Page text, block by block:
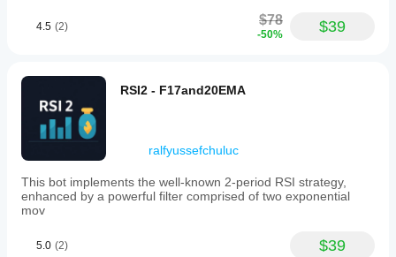
setting
of
to
premature
trade
exits.
bot’s
focus
on
trend-
based
aims
4.5 (2) $78
-50% $39
RSI2 - F17and20EMA
ralfyussefchuluc
This bot implements the well-known 2-period RSI strategy,
enhanced by a powerful filter comprised of two exponential
mov
5.0 (2) $39